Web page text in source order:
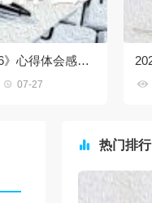
央视《榜样6》心得体会感悟(精选10篇)
 07-27 
 热门排行